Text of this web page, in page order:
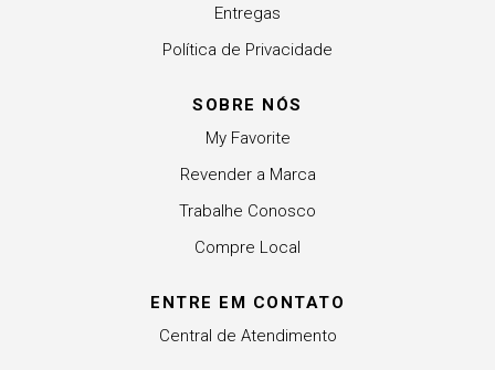
Entregas
Política de Privacidade
SOBRE NÓS
My Favorite
Revender a Marca
Trabalhe Conosco
Compre Local
ENTRE EM CONTATO
Central de Atendimento